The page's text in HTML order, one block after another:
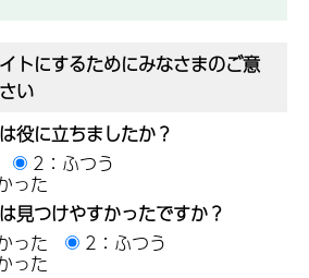
トにするためにみなさまのご意
い
役に立ちましたか？
2：ふつう
った
見つけやすかったですか？
った
2：ふつう
った